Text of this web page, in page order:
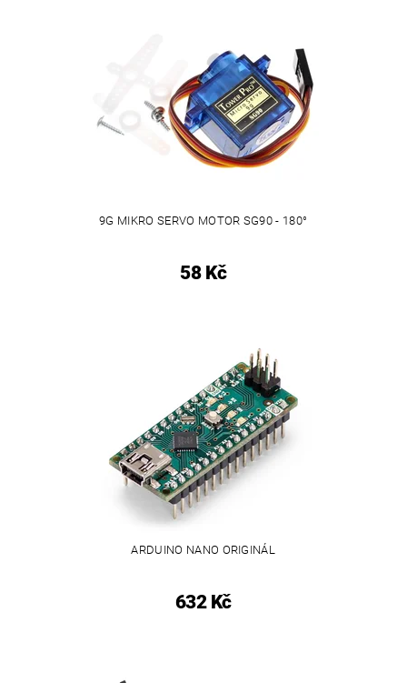
9G MIKRO SERVO MOTOR SG90 - 180°
58 Kč
ARDUINO NANO ORIGINÁL
632 Kč